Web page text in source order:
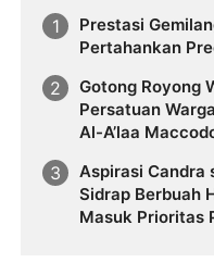
Prestasi
Pertahankan
Gotong Royong
Persatuan
Al-A’laa
Aspirasi Candra
Sidrap Berbuah
Masuk Prioritas